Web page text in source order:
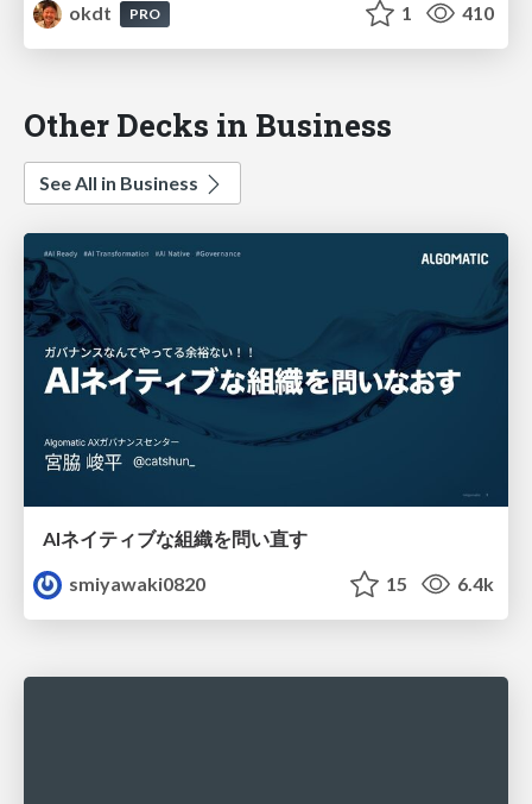
okdt
PRO 1 410
Other Decks in Business
See All in Business
AIネイティブな組織を問い直す
smiyawaki0820
15 6.4k